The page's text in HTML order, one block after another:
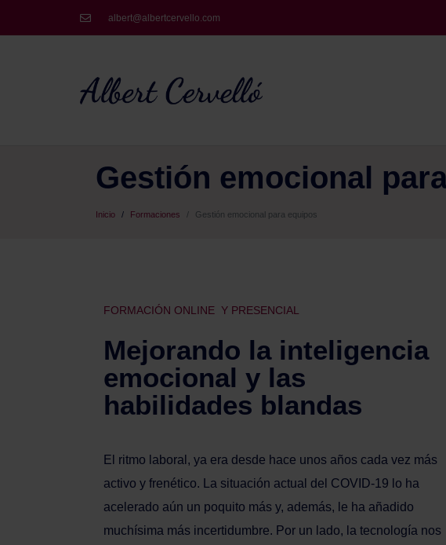
albert@albertcervello.com
Gestión emocional
Inicio Formaciones Gestión emocional para equipos
FORMACIÓN ONLINE Y PRESENCIAL
Mejorando la inteligencia
emocional y las
habilidades blandas
El ritmo laboral, ya era desde hace unos años cada vez más
activo y frenético. La situación actual del COVID-19 lo ha
acelerado aún un poquito más y, además, le ha añadido
muchísima más incertidumbre. Por un lado, la tecnología nos